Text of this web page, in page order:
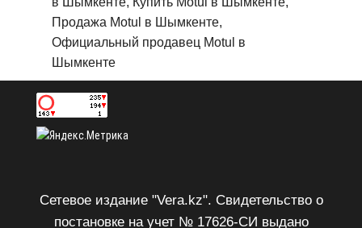
Продажа Motul в Шымкенте,
Официальный продавец Motul в
Шымкенте
Сетевое издание "Vera.kz". Свидетельство о
постановке на учет № 17626-СИ выдано